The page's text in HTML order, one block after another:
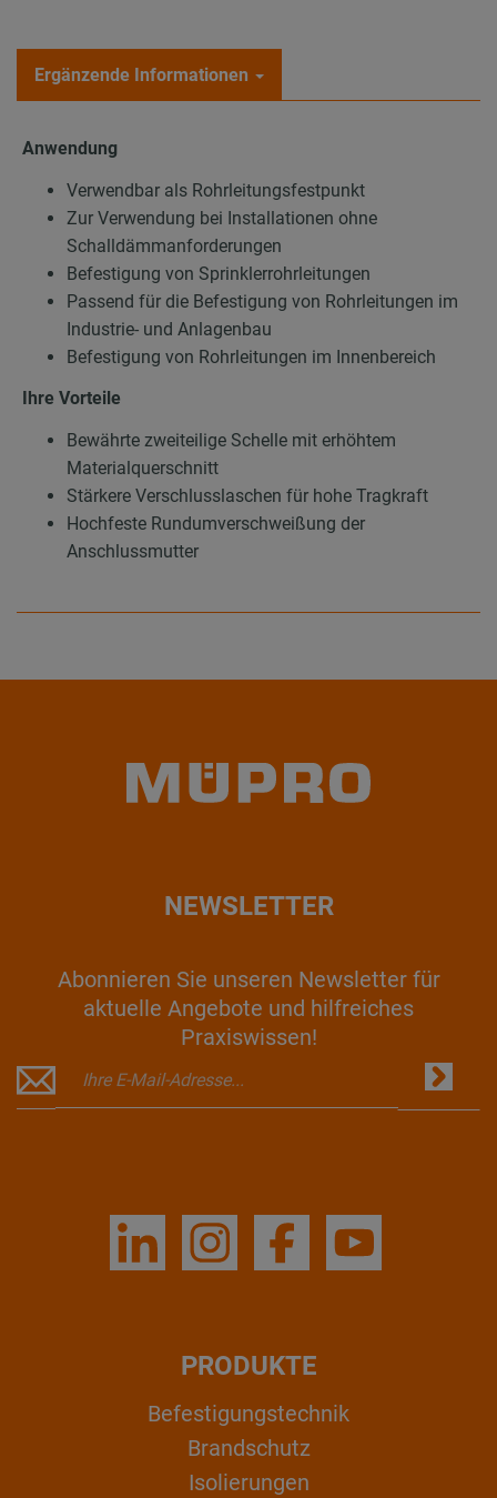
Ergänzende Informationen
Anwendung
Verwendbar als Rohrleitungsfestpunkt
Zur Verwendung bei Installationen ohne
Schalldämmanforderungen
Befestigung von Sprinklerrohrleitungen
Passend für die Befestigung von Rohrleitungen im
Industrie- und Anlagenbau
Befestigung von Rohrleitungen im Innenbereich
Ihre Vorteile
Bewährte zweiteilige Schelle mit erhöhtem
Materialquerschnitt
Stärkere Verschlusslaschen für hohe Tragkraft
Hochfeste Rundumverschweißung der
Anschlussmutter
NEWSLETTER
Abonnieren Sie unseren Newsletter für
aktuelle Angebote und hilfreiches
Praxiswissen!
PRODUKTE
Befestigungstechnik
Brandschutz
Isolierungen